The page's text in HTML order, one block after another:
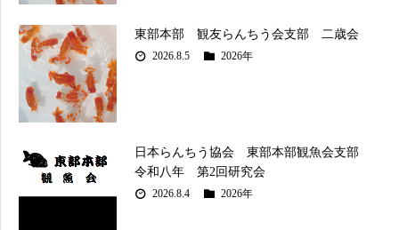
東部本部 観友らんちう会支部 二歳会
2026.8.5 2026年
日本らんちう協会 東部本部観魚会支部
令和八年 第2回研究会
2026.8.4 2026年